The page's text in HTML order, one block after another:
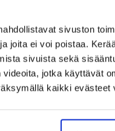
sivuston
joita ei voi poistaa.
sivuista sekä
jotka käyttävät
kaikki
ja hyvä elämä